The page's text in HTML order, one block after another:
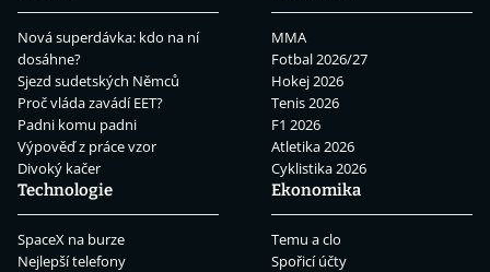
Nová superdávka: kdo na ní
dosáhne?
Sjezd sudetských Němců
Proč vláda zavádí EET?
Padni komu padni
Výpověď z práce vzor
Divoký kačer
MMA
Fotbal 2026/27
Hokej 2026
Tenis 2026
F1 2026
Atletika 2026
Cyklistika 2026
Technologie
SpaceX na burze
Nejlepší telefony
Ekonomika
Temu a clo
Spořicí účty